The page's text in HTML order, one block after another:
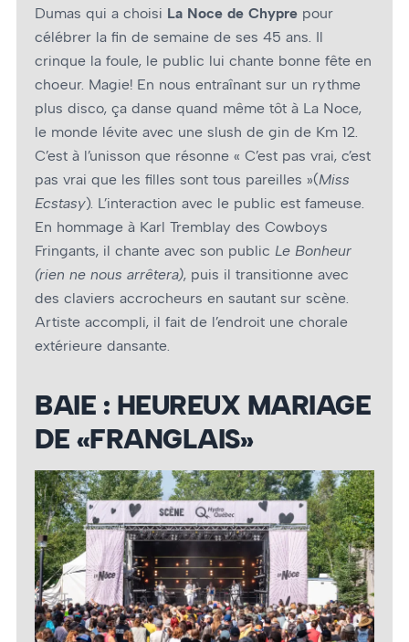
Dumas qui a choisi La Noce de Chypre pour
célébrer la fin de semaine de ses 45 ans. Il
crinque la foule, le public lui chante bonne fête en
chœur. Magie! En nous entraînant sur un rythme
plus disco, ça danse quand même tôt à La Noce,
le monde lévite avec une slush de gin de Km 12.
C’est à l’unisson que résonne « C’est pas vrai, c’est
pas vrai que les filles sont tous pareilles »(Miss
Ecstasy). L’interaction avec le public est fameuse.
En hommage à Karl Tremblay des Cowboys
Fringants, il chante avec son public Le Bonheur
(rien ne nous arrêtera), puis il transitionne avec
des claviers accrocheurs en sautant sur scène.
Artiste accompli, il fait de l’endroit une chorale
extérieure dansante.
BAIE : HEUREUX MARIAGE
DE «FRANGLAIS»